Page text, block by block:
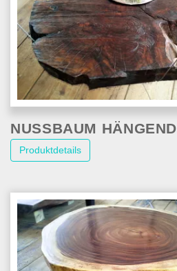
NUSSBAUM HÄNGEND
Produktdetails